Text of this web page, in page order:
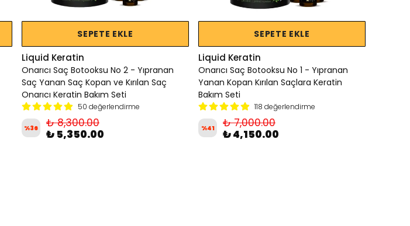
SEPETE EKLE
Liquid Keratin
Onarıcı Saç Botooksu No 2 - Yıpranan
Saç Yanan Saç Kopan ve Kırılan Saç
Onarıcı Keratin Bakım Seti
50 değerlendirme
%36
₺ 8,300.00
₺ 5,350.00
SEPETE EKLE
Liquid Keratin
Onarıcı Saç Botooksu No 1 - Yıpranan
Yanan Kopan Kırılan Saçlara Keratin
Bakım Seti
118 değerlendirme
%41
₺ 7,000.00
₺ 4,150.00